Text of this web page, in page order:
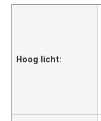
Hoog licht: